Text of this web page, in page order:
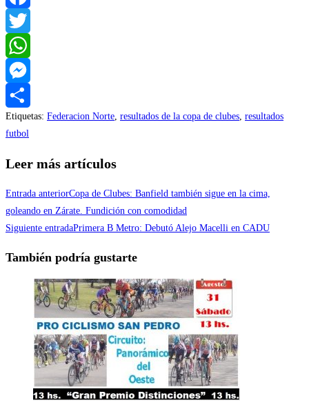
Facebook
Twitter
WhatsApp
Messenger
Compartir
Etiquetas: Federacion Norte, resultados de la copa de clubes, resultados
futbol
Leer más artículos
Entrada anteriorCopa de Clubes: Banfield también sigue en la cima,
goleando en Zárate. Fundición con comodidad
Siguiente entradaPrimera B Metro: Debutó Alejo Macelli en CADU
También podría gustarte